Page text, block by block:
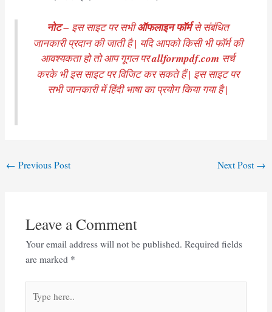
नोट – इस साइट पर सभीऑफलाइन फॉर्मसे संबंधित
जानकारी प्रदान की जाती है | यदि आपको किसी भी फॉर्म की
आवश्यकता हो तो आप गूगल परallformpdf.com सर्च
करके भी इस साइट पर विजिट कर सकते हैं | इस साइट पर
सभी जानकारी में हिंदी भाषा का प्रयोग किया गया है |
Post
← Previous Post Next Post →
Leave a Comment
Your email address will not be published. Required fields
are marked *
here..